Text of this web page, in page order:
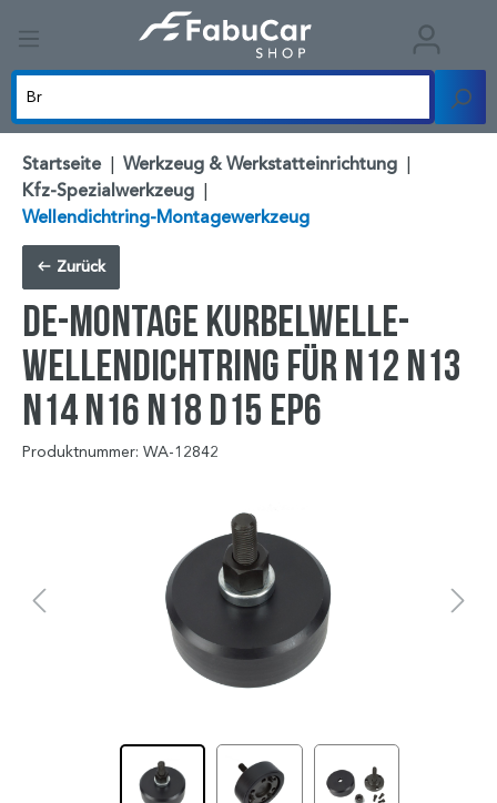
Startseite | Werkzeug & Werkstatteinrichtung |
Kfz-Spezialwerkzeug |
Wellendichtring-Montagewerkzeug
Zurück
De-Montage Kurbelwelle-
Wellendichtring für N12 N13
N14 N16 N18 D15 EP6
Produktnummer: WA-12842